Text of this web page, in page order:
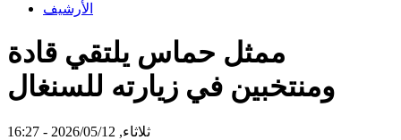
الأرشيف
ممثل حماس يلتقي قادة
ومنتخبين في زيارته للسنغال
ثلاثاء, 2026/05/12 - 16:27